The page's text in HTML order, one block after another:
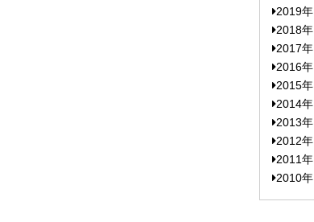
2019年
2018年
2017年
2016年
2015年
2014年
2013年
2012年
2011年
2010年